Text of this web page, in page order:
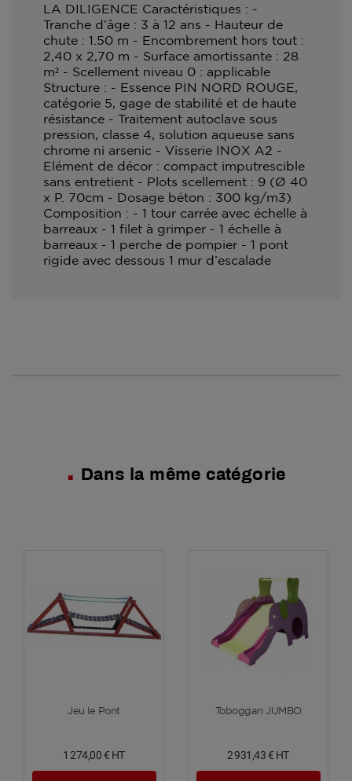
LA DILIGENCE Caractéristiques : -
Tranche d’âge : 3 à 12 ans - Hauteur de
chute : 1.50 m - Encombrement hors tout :
2,40 x 2,70 m - Surface amortissante : 28
m² - Scellement niveau 0 : applicable
Structure : - Essence PIN NORD ROUGE,
catégorie 5, gage de stabilité et de haute
résistance - Traitement autoclave sous
pression, classe 4, solution aqueuse sans
chrome ni arsenic - Visserie INOX A2 -
Elément de décor : compact imputrescible
sans entretient - Plots scellement : 9 (Ø 40
x P. 70cm - Dosage béton : 300 kg/m3)
Composition : - 1 tour carrée avec échelle à
barreaux - 1 filet à grimper - 1 échelle à
barreaux - 1 perche de pompier - 1 pont
rigide avec dessous 1 mur d’escalade
Dans la même catégorie
Voir plus
Jeu le Pont
1 274,00 € HT
Voir plus
Toboggan JUMBO
2 931,43 € HT